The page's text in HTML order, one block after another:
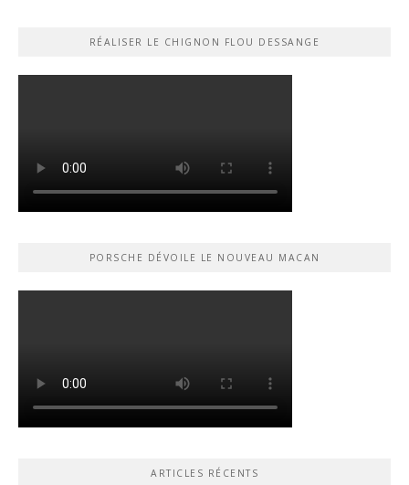
RÉALISER LE CHIGNON FLOU DESSANGE
PORSCHE DÉVOILE LE NOUVEAU MACAN
ARTICLES RÉCENTS